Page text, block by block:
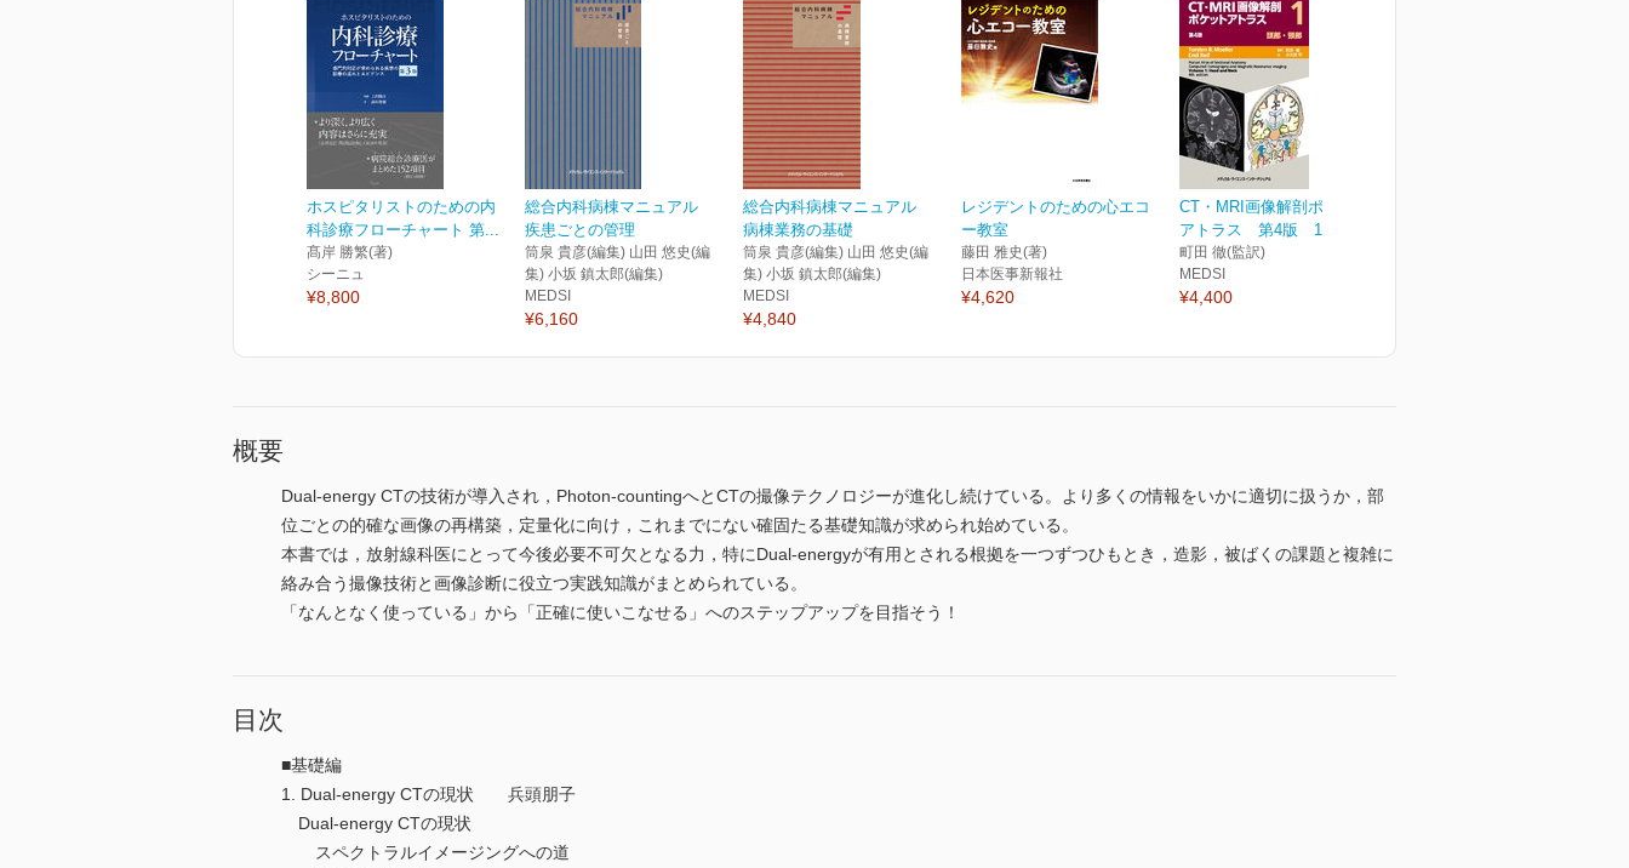
ホスピタリストのための内
科診療フローチャート 第...
髙岸 勝繁(著)
シーニュ
¥8,800
総合内科病棟マニュアル
疾患ごとの管理
筒泉 貴彦(編集) 山田 悠史(編
集) 小坂 鎮太郎(編集)
MEDSI
¥6,160
総合内科病棟マニュアル
病棟業務の基礎
筒泉 貴彦(編集) 山田 悠史(編
集) 小坂 鎮太郎(編集)
MEDSI
¥4,840
レジデントのための心エコ
ー教室
藤田 雅史(著)
日本医事新報社
¥4,620
CT・MRI画像解剖ポケット
アトラス 第4版 1巻...
町田 徹(監訳)
MEDSI
¥4,400
概要
Dual-energy CTの技術が導入され，Photon-countingへとCTの撮像テクノロジーが進化し続けている。より多くの情報をいかに適切に扱うか，部
位ごとの的確な画像の再構築，定量化に向け，これまでにない確固たる基礎知識が求められ始めている。
本書では，放射線科医にとって今後必要不可欠となる力，特にDual-energyが有用とされる根拠を一つずつひもとき，造影，被ばくの課題と複雑に
絡み合う撮像技術と画像診断に役立つ実践知識がまとめられている。
「なんとなく使っている」から「正確に使いこなせる」へのステップアップを目指そう！
目次
■基礎編
1. Dual-energy CTの現状 兵頭朋子
Dual-energy CTの現状
スペクトラルイメージングへの道